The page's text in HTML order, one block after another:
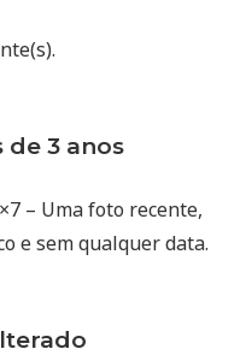
de 3 anos
– Uma foto recente,
e sem qualquer data.